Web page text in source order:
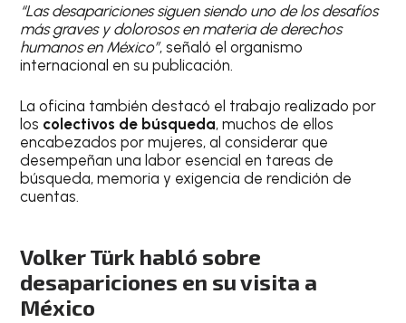
“Las desapariciones siguen siendo uno de los desafíos
más graves y dolorosos en materia de derechos
humanos en México”, señaló el organismo
internacional en su publicación.
La oficina también destacó el trabajo realizado por
los colectivos de búsqueda, muchos de ellos
encabezados por mujeres, al considerar que
desempeñan una labor esencial en tareas de
búsqueda, memoria y exigencia de rendición de
cuentas.
Volker Türk habló sobre
desapariciones en su visita a
México